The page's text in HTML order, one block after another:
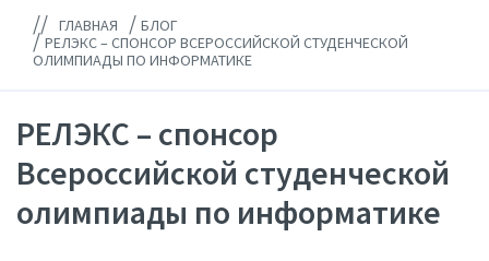
// ГЛАВНАЯ / БЛОГ
/РЕЛЭКС – СПОНСОР ВСЕРОССИЙСКОЙ СТУДЕНЧЕСКОЙ
ОЛИМПИАДЫ ПО ИНФОРМАТИКЕ
РЕЛЭКС – спонсор
Всероссийской студенческой
олимпиады по информатике